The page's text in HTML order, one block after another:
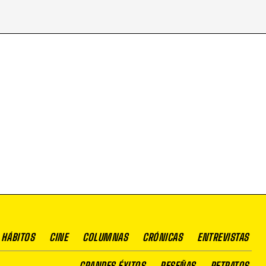
CINE COLUMNAS CRÓNICAS ENTREVISTAS